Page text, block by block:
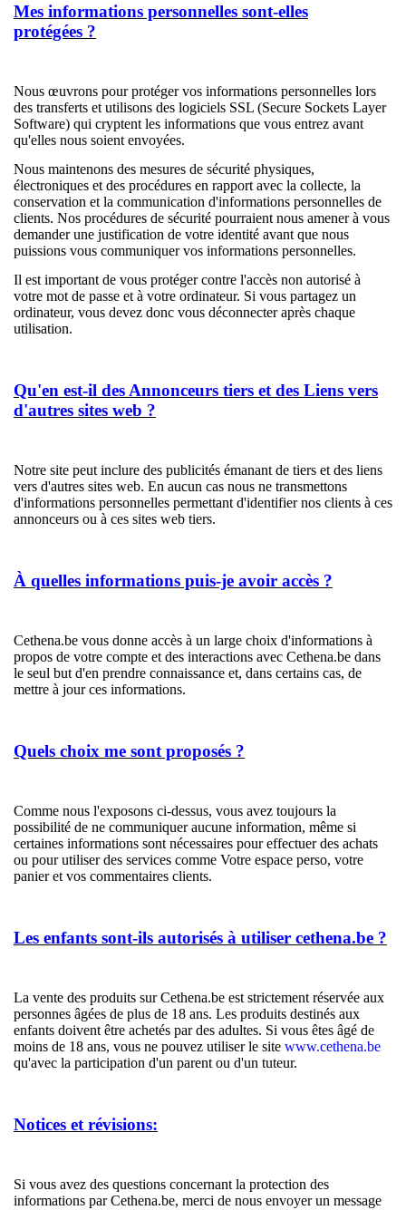
Mes informations personnelles sont-elles
protégées ?
Nous œuvrons pour protéger vos informations personnelles lors
des transferts et utilisons des logiciels SSL (Secure Sockets Layer
Software) qui cryptent les informations que vous entrez avant
qu'elles nous soient envoyées.
Nous maintenons des mesures de sécurité physiques,
électroniques et des procédures en rapport avec la collecte, la
conservation et la communication d'informations personnelles de
clients. Nos procédures de sécurité pourraient nous amener à vous
demander une justification de votre identité avant que nous
puissions vous communiquer vos informations personnelles.
Il est important de vous protéger contre l'accès non autorisé à
votre mot de passe et à votre ordinateur. Si vous partagez un
ordinateur, vous devez donc vous déconnecter après chaque
utilisation.
Qu'en est-il des Annonceurs tiers et des Liens vers
d'autres sites web ?
Notre site peut inclure des publicités émanant de tiers et des liens
vers d'autres sites web. En aucun cas nous ne transmettons
d'informations personnelles permettant d'identifier nos clients à ces
annonceurs ou à ces sites web tiers.
À quelles informations puis-je avoir accès ?
Cethena.be vous donne accès à un large choix d'informations à
propos de votre compte et des interactions avec Cethena.be dans
le seul but d'en prendre connaissance et, dans certains cas, de
mettre à jour ces informations.
Quels choix me sont proposés ?
Comme nous l'exposons ci-dessus, vous avez toujours la
possibilité de ne communiquer aucune information, même si
certaines informations sont nécessaires pour effectuer des achats
ou pour utiliser des services comme Votre espace perso, votre
panier et vos commentaires clients.
Les enfants sont-ils autorisés à utiliser cethena.be ?
La vente des produits sur Cethena.be est strictement réservée aux
personnes âgées de plus de 18 ans. Les produits destinés aux
enfants doivent être achetés par des adultes. Si vous êtes âgé de
moins de 18 ans, vous ne pouvez utiliser le site www.cethena.be
qu'avec la participation d'un parent ou d'un tuteur.
Notices et révisions:
Si vous avez des questions concernant la protection des
informations par Cethena.be, merci de nous envoyer un message